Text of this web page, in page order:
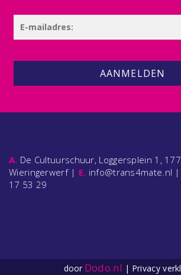
AANMELDEN
A. De Cultuurschuur, Loggersplein 1,
Wieringerwerf | E. info@trans4mate.nl |
17 53 29
door Dodo.nl | Privacy